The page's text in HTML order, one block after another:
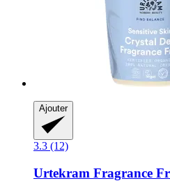
Ajouter
3.3 (12)
Urtekram Fragrance